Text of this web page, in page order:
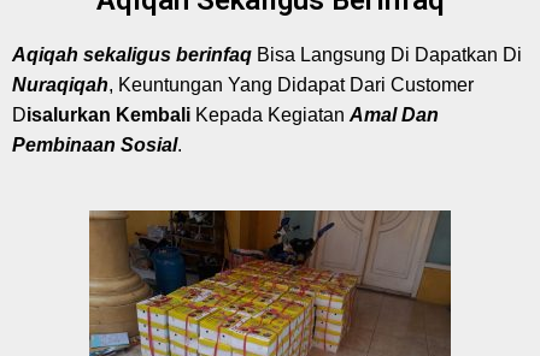
Aqiqah sekaligus berinfaq Bisa Langsung Di Dapatkan Di
Nuraqiqah, Keuntungan Yang Didapat Dari Customer
Disalurkan Kembali Kepada Kegiatan Amal Dan
Pembinaan Sosial.